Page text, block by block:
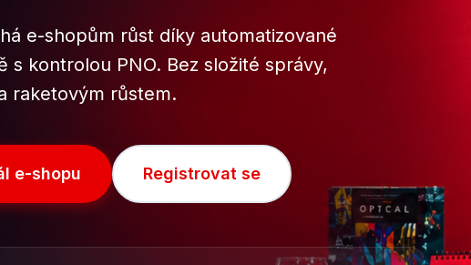
e-shopům růst díky automatizované
s kontrolou PNO. Bez složité správy,
raketovým růstem.
e-shopu Registrovat se